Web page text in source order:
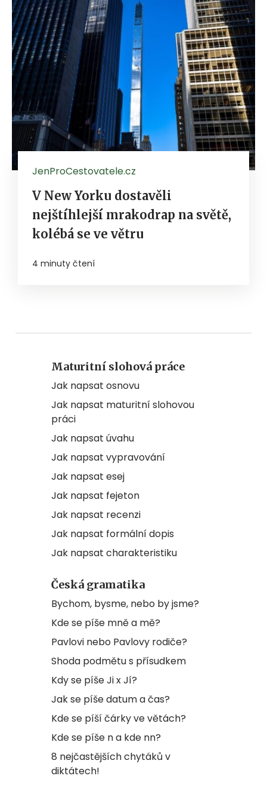
JenProCestovatele.cz
V New Yorku dostavěli
nejštíhlejší mrakodrap na světě,
kolébá se ve větru
4 minuty čtení
Maturitní slohová práce
Jak napsat osnovu
Jak napsat maturitní slohovou
práci
Jak napsat úvahu
Jak napsat vypravování
Jak napsat esej
Jak napsat fejeton
Jak napsat recenzi
Jak napsat formální dopis
Jak napsat charakteristiku
Česká gramatika
Bychom, bysme, nebo by jsme?
Kde se píše mně a mě?
Pavlovi nebo Pavlovy rodiče?
Shoda podmětu s přísudkem
Kdy se píše Ji x Jí?
Jak se píše datum a čas?
Kde se píší čárky ve větách?
Kde se píše n a kde nn?
8 nejčastějších chytáků v
diktátech!